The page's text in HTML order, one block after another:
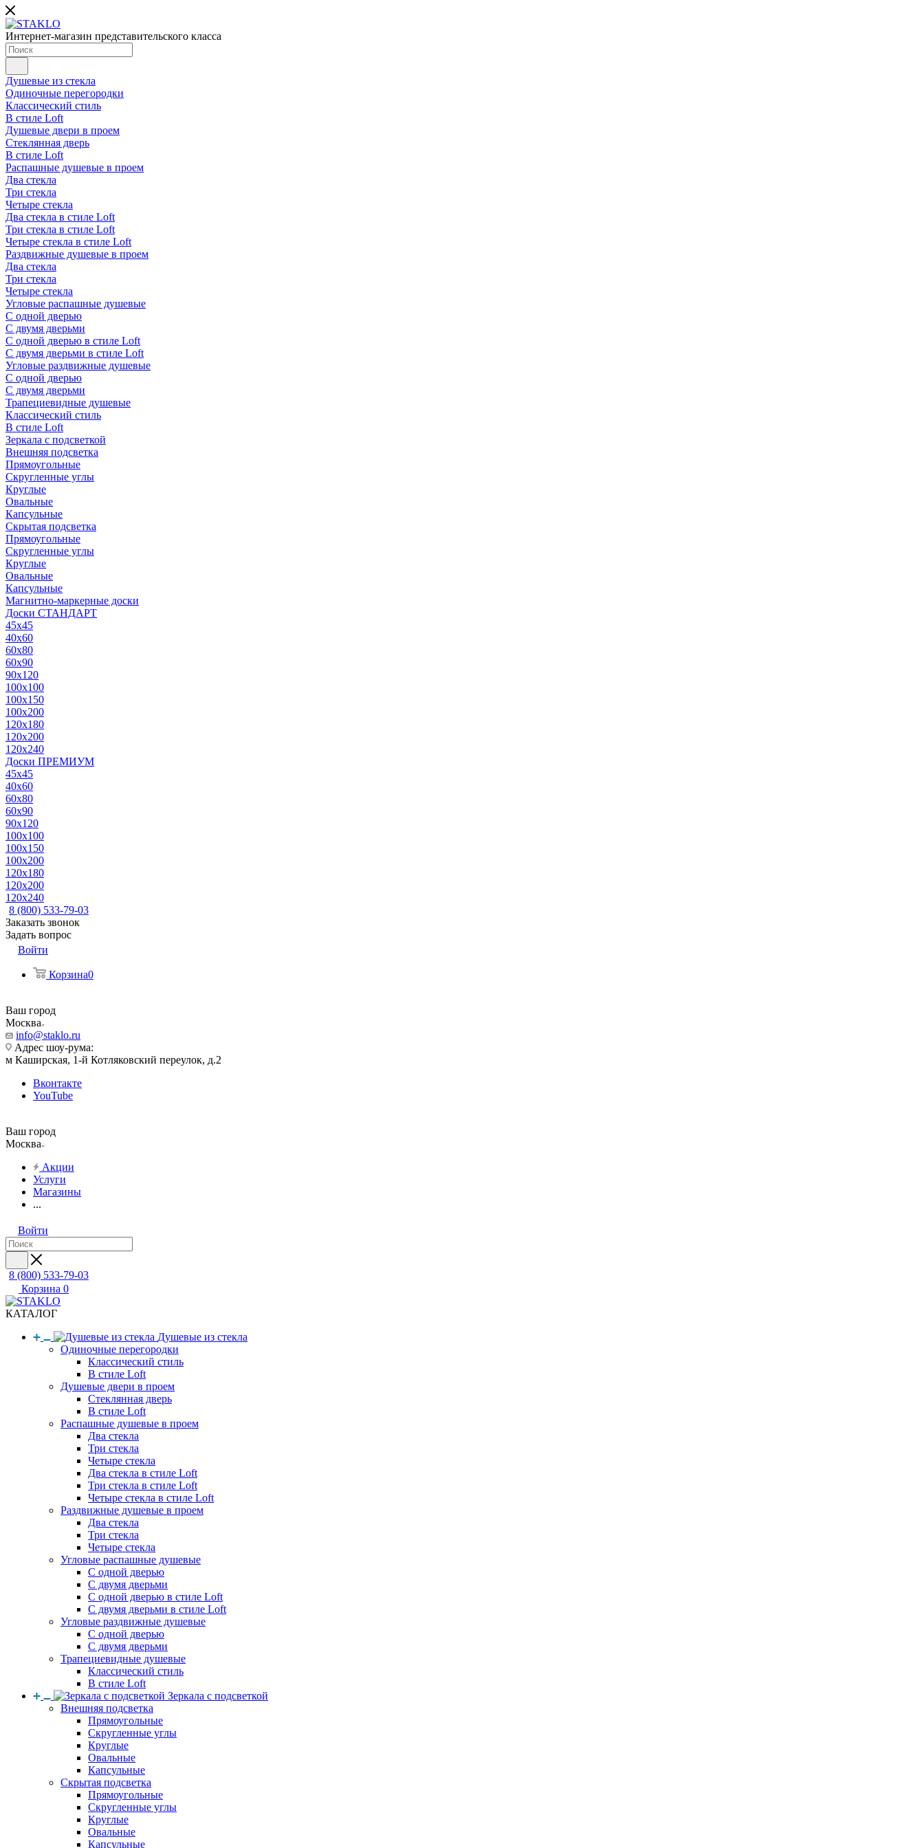
Интернет-магазин представительского класса
Душевые из стекла
Одиночные перегородки
Классический стиль
В стиле Loft
Душевые двери в проем
Стеклянная дверь
В стиле Loft
Распашные душевые в проем
Два стекла
Три стекла
Четыре стекла
Два стекла в стиле Loft
Три стекла в стиле Loft
Четыре стекла в стиле Loft
Раздвижные душевые в проем
Два стекла
Три стекла
Четыре стекла
Угловые распашные душевые
С одной дверью
С двумя дверьми
С одной дверью в стиле Loft
С двумя дверьми в стиле Loft
Угловые раздвижные душевые
С одной дверью
С двумя дверьми
Трапециевидные душевые
Классический стиль
В стиле Loft
Зеркала с подсветкой
Внешняя подсветка
Прямоугольные
Скругленные углы
Круглые
Овальные
Капсульные
Скрытая подсветка
Прямоугольные
Скругленные углы
Круглые
Овальные
Капсульные
Магнитно-маркерные доски
Доски СТАНДАРТ
45x45
40x60
60x80
60x90
90x120
100x100
100x150
100x200
120x180
120x200
120x240
Доски ПРЕМИУМ
45x45
40x60
60x80
60x90
90x120
100x100
100x150
100x200
120x180
120x200
120x240
8 (800) 533-79-03
Заказать звонок
Задать вопрос
Войти
Корзина0
Ваш город
Москва
info@staklo.ru
Адрес шоу-рума:
м Каширская, 1-й Котляковский переулок, д.2
Вконтакте
YouTube
Ваш город
Москва
Акции
Услуги
Магазины
...
Войти
8 (800) 533-79-03
Корзина 0
КАТАЛОГ
Душевые из стекла
Одиночные перегородки
Классический стиль
В стиле Loft
Душевые двери в проем
Стеклянная дверь
В стиле Loft
Распашные душевые в проем
Два стекла
Три стекла
Четыре стекла
Два стекла в стиле Loft
Три стекла в стиле Loft
Четыре стекла в стиле Loft
Раздвижные душевые в проем
Два стекла
Три стекла
Четыре стекла
Угловые распашные душевые
С одной дверью
С двумя дверьми
С одной дверью в стиле Loft
С двумя дверьми в стиле Loft
Угловые раздвижные душевые
С одной дверью
С двумя дверьми
Трапециевидные душевые
Классический стиль
В стиле Loft
Зеркала с подсветкой
Внешняя подсветка
Прямоугольные
Скругленные углы
Круглые
Овальные
Капсульные
Скрытая подсветка
Прямоугольные
Скругленные углы
Круглые
Овальные
Капсульные